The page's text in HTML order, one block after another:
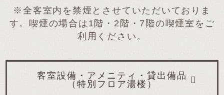
※全客室内を禁煙とさせていただいておりま
す。喫煙の場合は1階・2階・7階の喫煙室をご
利用ください。
客室設備・アメニティ・貸出備品
（特別フロア湯楼）